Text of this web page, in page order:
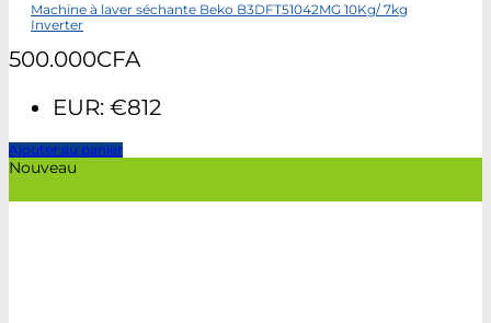
Machine à laver séchante Beko B3DFT51042MG 10Kg/ 7kg
Inverter
500.000CFA
EUR: €812
Ajouter au panier
Nouveau